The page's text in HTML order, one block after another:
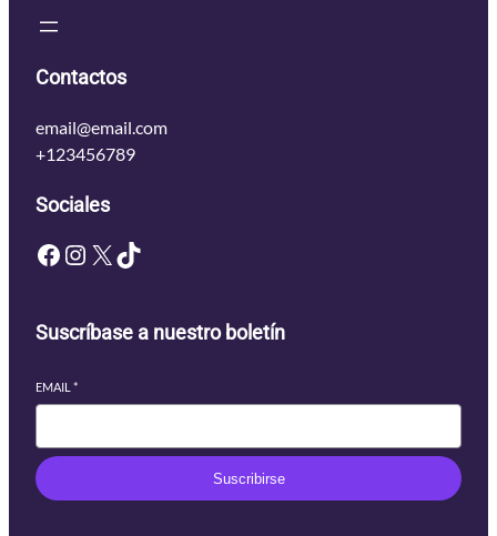
Contactos
email@email.com
+123456789
Sociales
Facebook Instagram X TikTok
Suscríbase a nuestro boletín
EMAIL *
Suscribirse